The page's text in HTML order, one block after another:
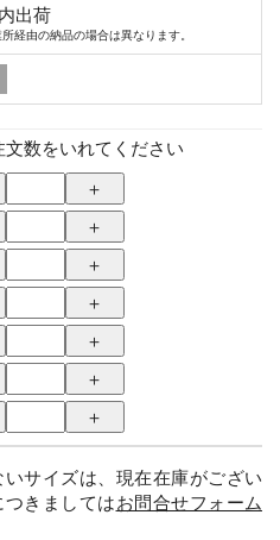
出荷
経由の納品の場合は異なります。
数をいれてください
サイズは、現在在庫がござい
きましてはお問合せフォーム